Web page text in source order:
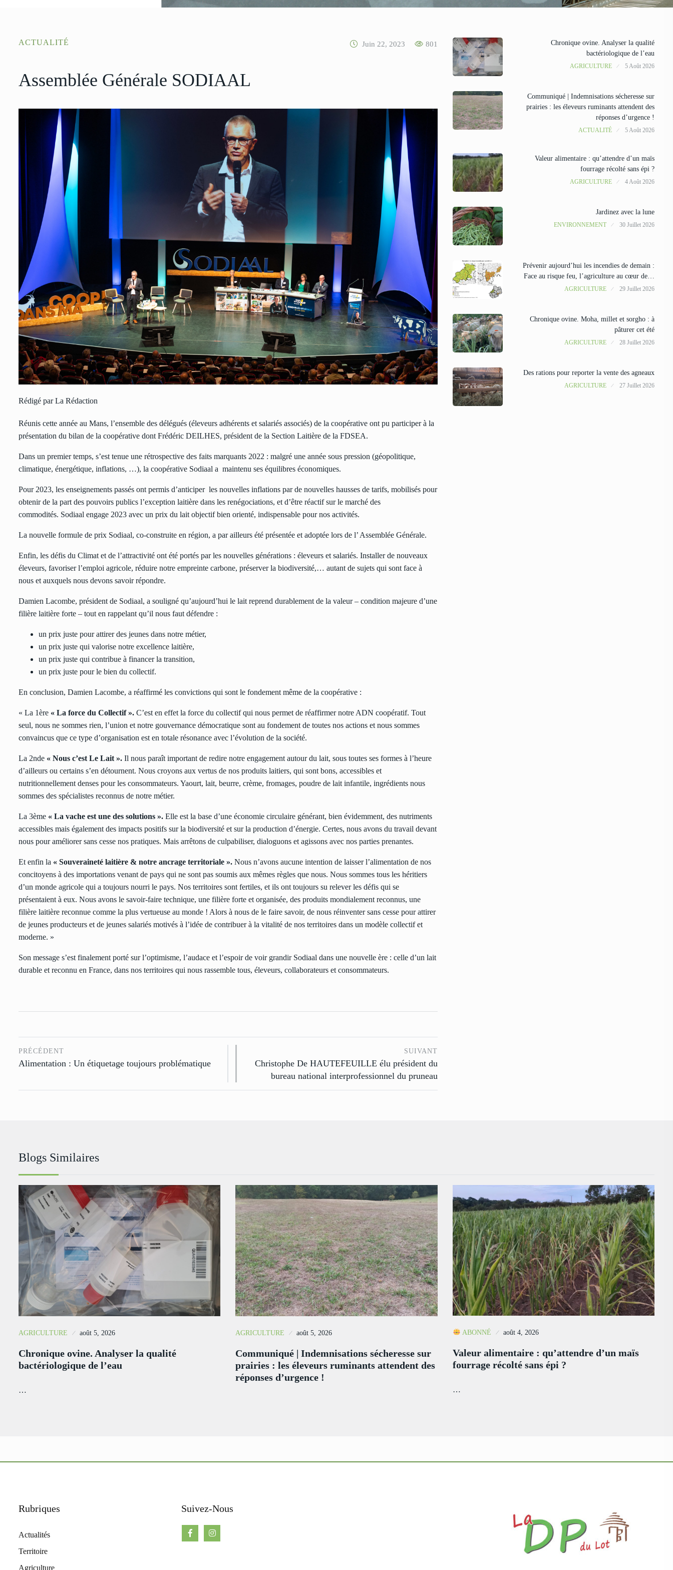
ACTUALITÉ Juin 22, 2023 801
Assemblée Générale SODIAAL
Rédigé par La Rédaction
Réunis cette année au Mans, l’ensemble des délégués (éleveurs adhérents et salariés associés) de la coopérative ont pu participer à la
présentation du bilan de la coopérative dont Frédéric DEILHES, président de la Section Laitière de la FDSEA.
Dans un premier temps, s’est tenue une rétrospective des faits marquants 2022 : malgré une année sous pression (géopolitique,
climatique, énergétique, inflations, …), la coopérative Sodiaal a maintenu ses équilibres économiques.
Pour 2023, les enseignements passés ont permis d’anticiper les nouvelles inflations par de nouvelles hausses de tarifs, mobilisés pour
obtenir de la part des pouvoirs publics l’exception laitière dans les renégociations, et d’être réactif sur le marché des
commodités. Sodiaal engage 2023 avec un prix du lait objectif bien orienté, indispensable pour nos activités.
La nouvelle formule de prix Sodiaal, co-construite en région, a par ailleurs été présentée et adoptée lors de l’ Assemblée Générale.
Enfin, les défis du Climat et de l’attractivité ont été portés par les nouvelles générations : éleveurs et salariés. Installer de nouveaux
éleveurs, favoriser l’emploi agricole, réduire notre empreinte carbone, préserver la biodiversité,… autant de sujets qui sont face à
nous et auxquels nous devons savoir répondre.
Damien Lacombe, président de Sodiaal, a souligné qu’aujourd’hui le lait reprend durablement de la valeur – condition majeure d’une
filière laitière forte – tout en rappelant qu’il nous faut défendre :
un prix juste pour attirer des jeunes dans notre métier,
un prix juste qui valorise notre excellence laitière,
un prix juste qui contribue à financer la transition,
un prix juste pour le bien du collectif.
En conclusion, Damien Lacombe, a réaffirmé les convictions qui sont le fondement même de la coopérative :
« La 1ère « La force du Collectif ». C’est en effet la force du collectif qui nous permet de réaffirmer notre ADN coopératif. Tout
seul, nous ne sommes rien, l’union et notre gouvernance démocratique sont au fondement de toutes nos actions et nous sommes
convaincus que ce type d’organisation est en totale résonance avec l’évolution de la société.
La 2nde « Nous c’est Le Lait ». Il nous paraît important de redire notre engagement autour du lait, sous toutes ses formes à l’heure
d’ailleurs ou certains s’en détournent. Nous croyons aux vertus de nos produits laitiers, qui sont bons, accessibles et
nutritionnellement denses pour les consommateurs. Yaourt, lait, beurre, crème, fromages, poudre de lait infantile, ingrédients nous
sommes des spécialistes reconnus de notre métier.
La 3ème « La vache est une des solutions ». Elle est la base d’une économie circulaire générant, bien évidemment, des nutriments
accessibles mais également des impacts positifs sur la biodiversité et sur la production d’énergie. Certes, nous avons du travail devant
nous pour améliorer sans cesse nos pratiques. Mais arrêtons de culpabiliser, dialoguons et agissons avec nos parties prenantes.
Et enfin la « Souveraineté laitière & notre ancrage territoriale ». Nous n’avons aucune intention de laisser l’alimentation de nos
concitoyens à des importations venant de pays qui ne sont pas soumis aux mêmes règles que nous. Nous sommes tous les héritiers
d’un monde agricole qui a toujours nourri le pays. Nos territoires sont fertiles, et ils ont toujours su relever les défis qui se
présentaient à eux. Nous avons le savoir-faire technique, une filière forte et organisée, des produits mondialement reconnus, une
filière laitière reconnue comme la plus vertueuse au monde ! Alors à nous de le faire savoir, de nous réinventer sans cesse pour attirer
de jeunes producteurs et de jeunes salariés motivés à l’idée de contribuer à la vitalité de nos territoires dans un modèle collectif et
moderne. »
Son message s’est finalement porté sur l’optimisme, l’audace et l’espoir de voir grandir Sodiaal dans une nouvelle ère : celle d’un lait
durable et reconnu en France, dans nos territoires qui nous rassemble tous, éleveurs, collaborateurs et consommateurs.
PRÉCÉDENT
Alimentation : Un étiquetage toujours problématique
SUIVANT
Christophe De HAUTEFEUILLE élu président du
bureau national interprofessionnel du pruneau
Chronique ovine. Analyser la qualité
bactériologique de l’eau
AGRICULTURE 5 Août 2026
Communiqué | Indemnisations sécheresse sur
prairies : les éleveurs ruminants attendent des
réponses d’urgence !
ACTUALITÉ 5 Août 2026
Valeur alimentaire : qu’attendre d’un maïs
fourrage récolté sans épi ?
AGRICULTURE 4 Août 2026
Jardinez avec la lune
ENVIRONNEMENT 30 Juillet 2026
Prévenir aujourd’hui les incendies de demain :
Face au risque feu, l’agriculture au cœur de…
AGRICULTURE 29 Juillet 2026
Chronique ovine. Moha, millet et sorgho : à
pâturer cet été
AGRICULTURE 28 Juillet 2026
Des rations pour reporter la vente des agneaux
AGRICULTURE 27 Juillet 2026
Blogs Similaires
AGRICULTURE août 5, 2026
Chronique ovine. Analyser la qualité
bactériologique de l’eau
…
AGRICULTURE août 5, 2026
Communiqué | Indemnisations sécheresse sur
prairies : les éleveurs ruminants attendent des
réponses d’urgence !
ABONNÉ août 4, 2026
Valeur alimentaire : qu’attendre d’un maïs
fourrage récolté sans épi ?
…
Rubriques
Actualités
Territoire
Agriculture
Suivez-Nous